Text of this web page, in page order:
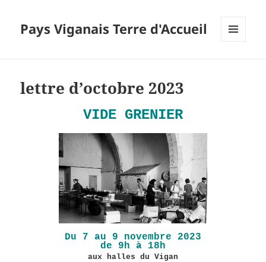
Pays Viganais Terre d'Accueil
lettre d’octobre 2023
VIDE GRENIER
Du 7 au 9 novembre 2023
de 9h à 18h
aux halles du Vigan